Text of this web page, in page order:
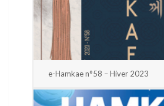
e-Hamkae n°58 – Hiver 2023